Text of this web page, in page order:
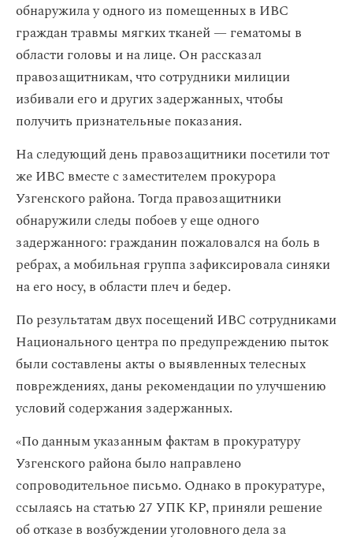
обнаружила у одного из помещенных в ИВС
граждан травмы мягких тканей — гематомы в
области головы и на лице. Он рассказал
правозащитникам, что сотрудники милиции
избивали его и других задержанных, чтобы
получить признательные показания.
На следующий день правозащитники посетили тот
же ИВС вместе с заместителем прокурора
Узгенского района. Тогда правозащитники
обнаружили следы побоев у еще одного
задержанного: гражданин пожаловался на боль в
ребрах, а мобильная группа зафиксировала синяки
на его носу, в области плеч и бедер.
По результатам двух посещений ИВС сотрудниками
Национального центра по предупреждению пыток
были составлены акты о выявленных телесных
повреждениях, даны рекомендации по улучшению
условий содержания задержанных.
«По данным указанным фактам в прокуратуру
Узгенского района было направлено
сопроводительное письмо. Однако в прокуратуре,
ссылаясь на статью 27 УПК КР, приняли решение
об отказе в возбуждении уголовного дела за